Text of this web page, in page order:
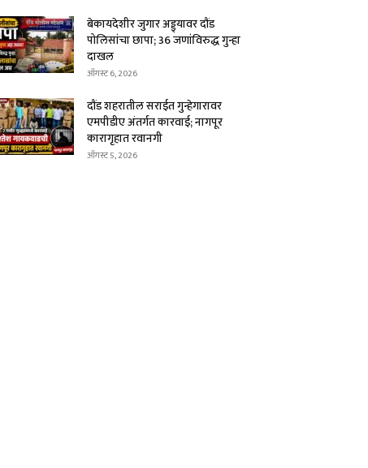
बेकायदेशीर जुगार अड्ड्यावर दौंड
पोलिसांचा छापा; 36 जणांविरुद्ध गुन्हा
दाखल
ऑगस्ट 6, 2026
दौंड शहरातील सराईत गुन्हेगारावर
एमपीडीए अंतर्गत कारवाई; नागपूर
कारागृहात रवानगी
ऑगस्ट 5, 2026